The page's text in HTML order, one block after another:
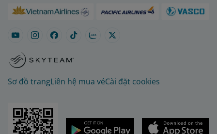
Sơ đồ trangLiên hệ mua véCài đặt cookies